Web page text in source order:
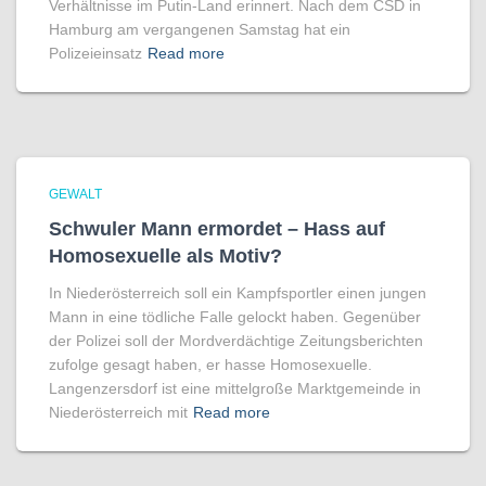
Verhältnisse im Putin-Land erinnert. Nach dem CSD in
Hamburg am vergangenen Samstag hat ein
Polizeieinsatz Read more
GEWALT
Schwuler Mann ermordet – Hass auf
Homo­sexuelle als Motiv?
In Niederösterreich soll ein Kampfsportler einen jungen
Mann in eine tödliche Falle gelockt haben. Gegenüber
der Polizei soll der Mordverdächtige Zeitungsberichten
zufolge gesagt haben, er hasse Homosexuelle.
Langenzersdorf ist eine mittelgroße Marktgemeinde in
Niederösterreich mit Read more